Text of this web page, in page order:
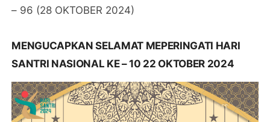
– 96 (28 OKTOBER 2024)
MENGUCAPKAN SELAMAT MEPERINGATI HARI
SANTRI NASIONAL KE – 10 22 OKTOBER 2024